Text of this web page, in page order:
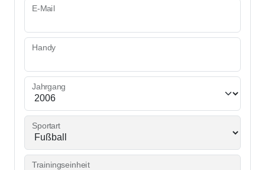
E-Mail
Handy
Jahrgang
Sportart
Trainingseinheit